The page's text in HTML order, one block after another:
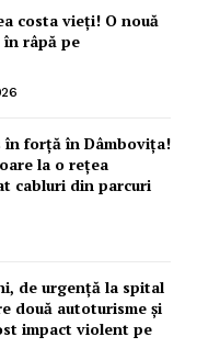
costa vieți! O nouă
în râpă pe
în forță în Dâmbovița!
la o rețea
cabluri din parcuri
de urgență la spital
două autoturisme și
impact violent pe